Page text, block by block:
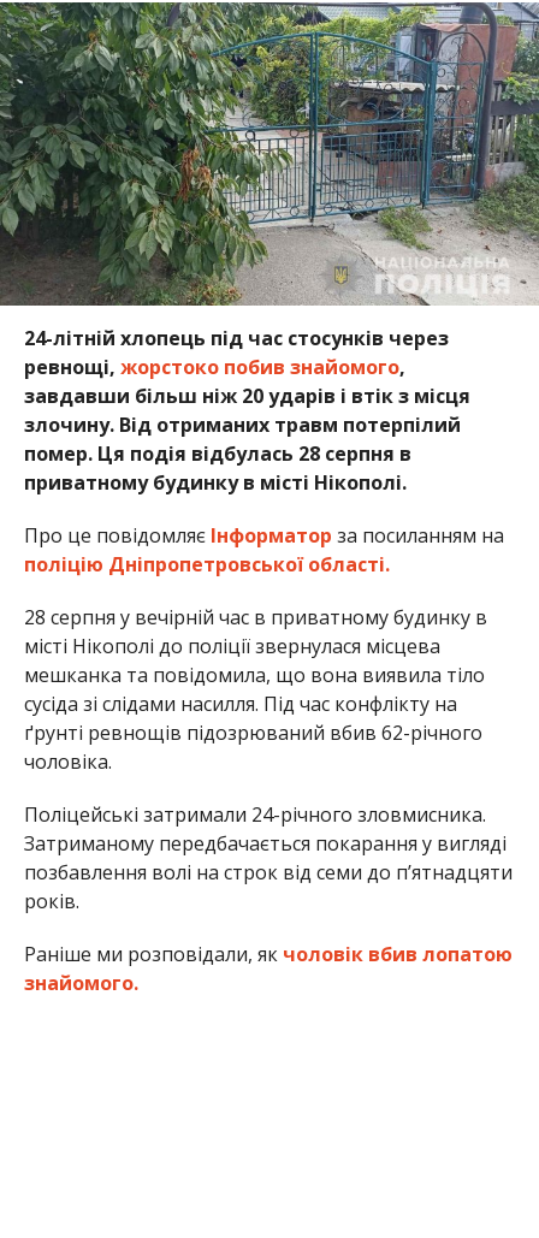
24-літній хлопець під час стосунків через
ревнощі, жорстоко побив знайомого,
завдавши більш ніж 20 ударів і втік з місця
злочину. Від отриманих травм потерпілий
помер. Ця подія відбулась 28 серпня в
приватному будинку в місті Нікополі.
Про це повідомляє Інформатор за посиланням на
поліцію Дніпропетровської області.
28 серпня у вечірній час в приватному будинку в
місті Нікополі до поліції звернулася місцева
мешканка та повідомила, що вона виявила тіло
сусіда зі слідами насилля. Під час конфлікту на
ґрунті ревнощів підозрюваний вбив 62-річного
чоловіка.
Поліцейські затримали 24-річного зловмисника.
Затриманому передбачається покарання у вигляді
позбавлення волі на строк від семи до п’ятнадцяти
років.
Раніше ми розповідали, як чоловік вбив лопатою
знайомого.